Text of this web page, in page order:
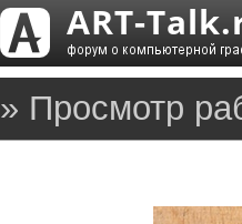
» Просмотр